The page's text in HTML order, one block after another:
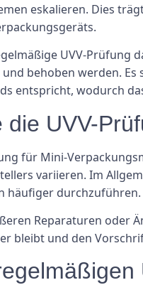
eskalieren. Dies
UVV-Prüfung
behoben werden. Es
entspricht, wodurch
die UVV-
für Mini-
variieren. Im
häufiger durchzuführen.
Reparaturen oder
bleibt und den